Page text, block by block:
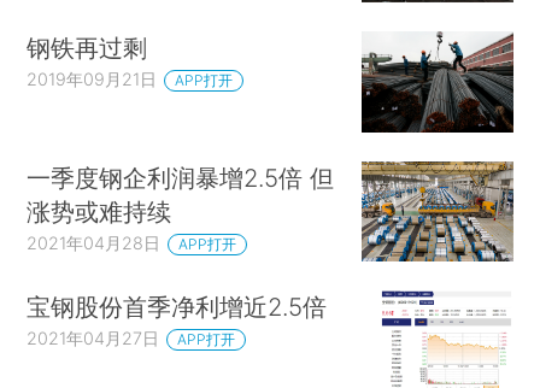
钢铁再过剩
2019年09月21日 APP打开
一季度钢企利润暴增2.5倍 但
涨势或难持续
2021年04月28日 APP打开
宝钢股份首季净利增近2.5倍
2021年04月27日 APP打开